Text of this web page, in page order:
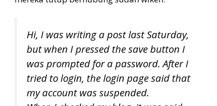
Hi, I was writing a post last Saturday,
but when I pressed the save button I
was prompted for a password. After I
tried to login, the login page said that
my account was suspended.